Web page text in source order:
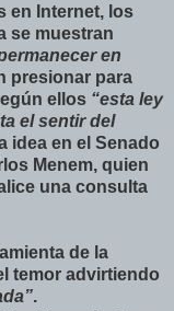
en Internet, los
se muestran
en
presionar para
ellos “esta ley
el sentir del
idea en el Senado
Menem, quien
una consulta
de la
temor advirtiendo
.